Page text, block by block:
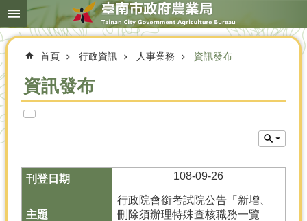
跳到主要內容區塊
搜
尋
進
首頁 行政資訊 人事業務 資訊發布
資訊發布
108-09-26
行政院會銜考試院公告「新增、
刪除須辦理特殊查核職務一覽